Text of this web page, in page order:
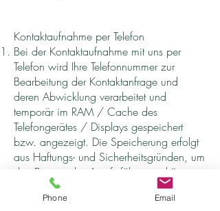
Kontaktaufnahme per Telefon
Bei der Kontaktaufnahme mit uns per
Telefon wird Ihre Telefonnummer zur
Bearbeitung der Kontaktanfrage und
deren Abwicklung verarbeitet und
temporär im RAM / Cache des
Telefongerätes / Displays gespeichert
bzw. angezeigt. Die Speicherung erfolgt
aus Haftungs- und Sicherheitsgründen, um
den Beweis des Anrufs führen zu können
sowie aus wirtschaftlichen Gründen, um
einen Rückruf zu ermöglichen. Im Falle
Phone Email